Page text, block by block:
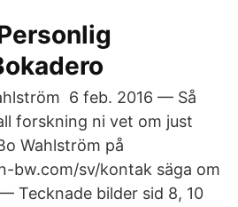
6 feb. 2016 — Så
forskning ni vet om just
Wahlström på
bw.com/sv/kontak säga om
Tecknade bilder sid 8, 10